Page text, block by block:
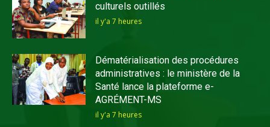
culturels outillés
il y'a 7 heures
Dématérialisation des procédures
administratives : le ministère de la
Santé lance la plateforme e-
AGRÉMENT-MS
il y'a 7 heures